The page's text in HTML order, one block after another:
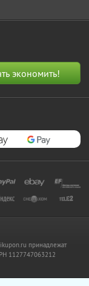
принадлежат
1127747063212